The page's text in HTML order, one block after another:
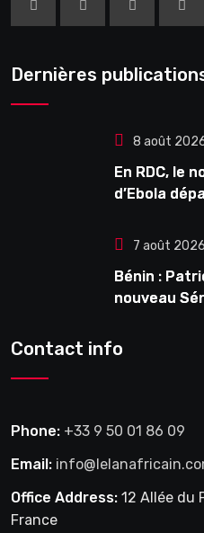
Dernières
8 août
En RDC, le
d’Ebola
7 août 2026
Bénin :
nouveau
Contact info
Phone: +33 9 50 01 86 09
Email:
Office Address: 12 Allée du
France